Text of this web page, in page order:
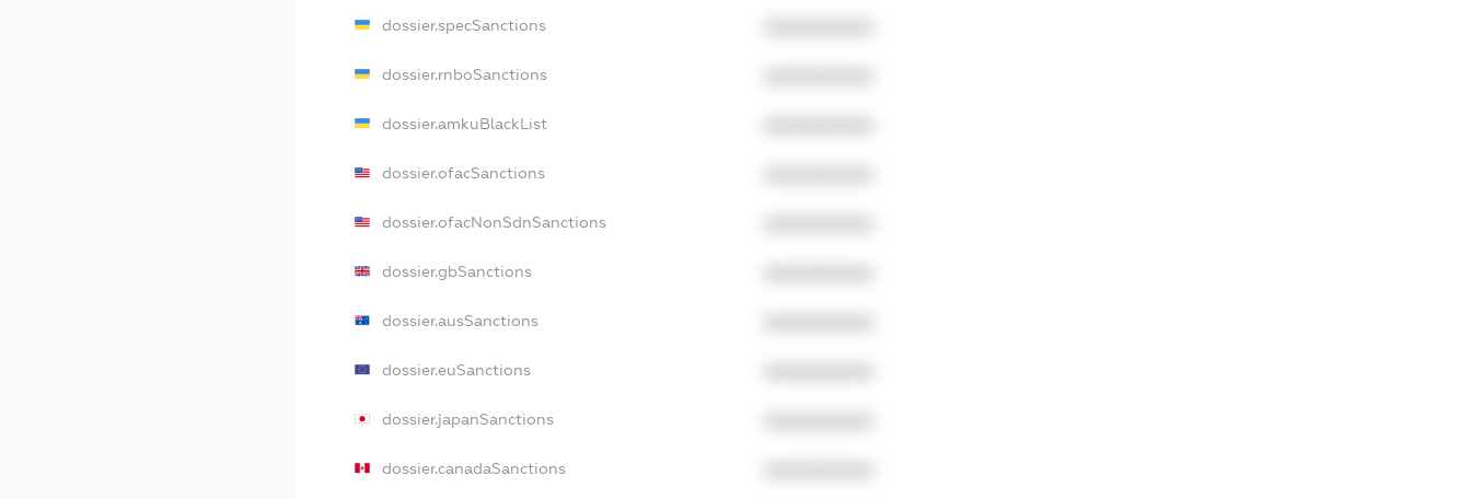
dossier.specSanctions
dossier.rnboSanctions
dossier.amkuBlackList
dossier.ofacSanctions
dossier.ofacNonSdnSanctions
dossier.gbSanctions
dossier.ausSanctions
dossier.euSanctions
dossier.japanSanctions
dossier.canadaSanctions